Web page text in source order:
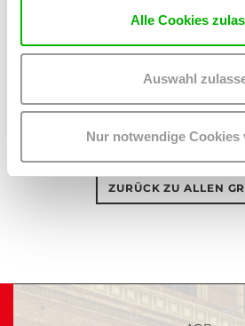
Alle Cookies
Auswahl
Nur notwendige Cookies
@protonmail.com
ZURÜCK ZU ALLEN